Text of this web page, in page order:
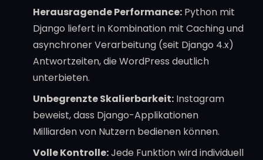
Herausragende Performance: Python mit
Django liefert in Kombination mit Caching und
asynchroner Verarbeitung (seit Django 4.x)
Antwortzeiten, die WordPress deutlich
unterbieten.
Unbegrenzte Skalierbarkeit: Instagram
beweist, dass Django-Applikationen
Milliarden von Nutzern bedienen können.
Volle Kontrolle:Jede Funktion wird individuell